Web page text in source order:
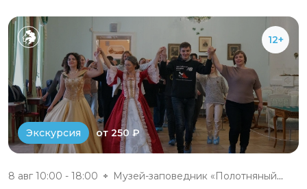
12+
Экскурсия от 250 ₽
8 авг 10:00 - 18:00 Музей-заповедник «Полотняный З...